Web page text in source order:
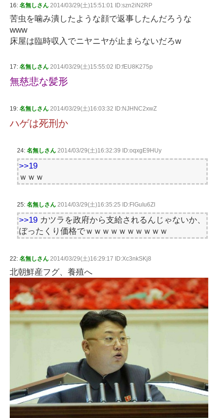
16: 名無しさん 2014/03/29(土)15:51:01 ID:szn2iN2RP
苦虫を噛み潰したような顔で返事したんだろうな
www
床屋は臨時収入でニヤニヤが止まらないだろw
17: 名無しさん 2014/03/29(土)15:55:02 ID:fEU8K275p
無慈悲な髪形
19: 名無しさん 2014/03/29(土)16:03:32 ID:NJHNC2xwZ
ハゲは死刑か
24: 名無しさん 2014/03/29(土)16:32:39 ID:oqxgE9HUy
>>19
ｗｗｗ
25: 名無しさん 2014/03/29(土)16:35:25 ID:FlGuIu6ZI
>>19 カツラを政府から支給されるんじゃないか、
ぼったくり価格でｗｗｗｗｗｗｗｗｗｗ
22: 名無しさん 2014/03/29(土)16:29:17 ID:Xc3nkSKj8
北朝鮮産フグ、養殖へ